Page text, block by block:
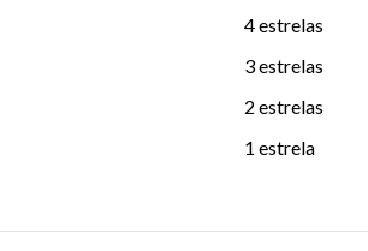
4 estrelas
3 estrelas
2 estrelas
1 estrela